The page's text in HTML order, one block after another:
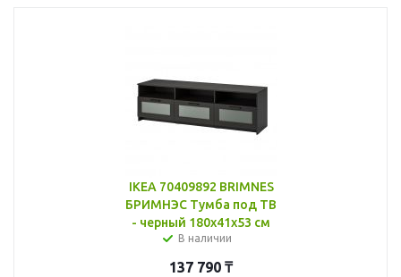
IKEA 70409892 BRIMNES
БРИМНЭС Тумба под ТВ
- черный 180x41x53 см
В наличии
137 790 ₸